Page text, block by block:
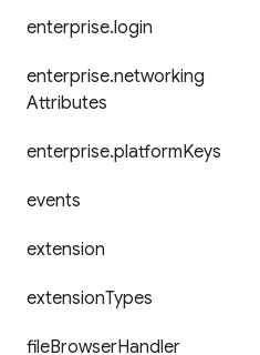
enterprise.login
enterprise.networking
Attributes
enterprise.platformKeys
events
extension
extensionTypes
fileBrowserHandler